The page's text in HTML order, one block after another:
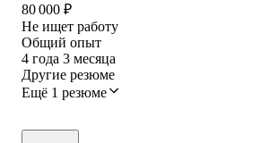
80 000 ₽
Не ищет работу
Общий опыт
4 года 3 месяца
Другие резюме
Ещё 1 резюме